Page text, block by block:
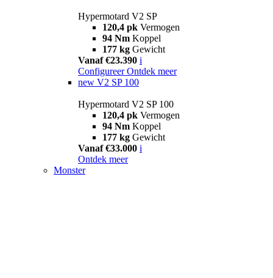
Hypermotard V2 SP
120,4 pk Vermogen
94 Nm Koppel
177 kg Gewicht
Vanaf €23.390 i
Configureer Ontdek meer
new V2 SP 100
Hypermotard V2 SP 100
120,4 pk Vermogen
94 Nm Koppel
177 kg Gewicht
Vanaf €33.000 i
Ontdek meer
Monster